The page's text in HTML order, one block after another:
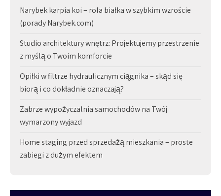
Narybek karpia koi – rola białka w szybkim wzroście
(porady Narybek.com)
Studio architektury wnętrz: Projektujemy przestrzenie
z myślą o Twoim komforcie
Opiłki w filtrze hydraulicznym ciągnika – skąd się
biorą i co dokładnie oznaczają?
Zabrze wypożyczalnia samochodów na Twój
wymarzony wyjazd
Home staging przed sprzedażą mieszkania – proste
zabiegi z dużym efektem